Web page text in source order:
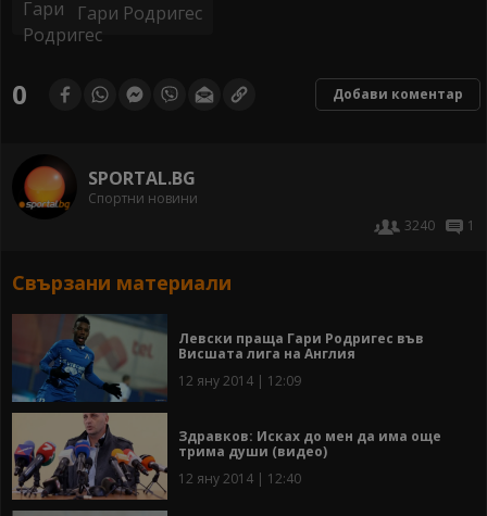
Гари Родригес
0 Добави коментар
SPORTAL.BG
Спортни новини
3240
1
Свързани материали
Левски праща Гари Родригес във
Висшата лига на Англия
12 яну 2014 | 12:09
Здравков: Исках до мен да има още
трима души (видео)
12 яну 2014 | 12:40